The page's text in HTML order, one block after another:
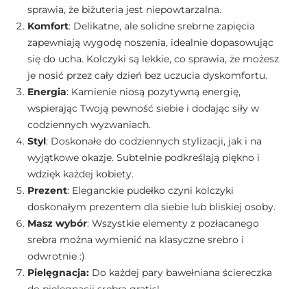
sprawia, że biżuteria jest niepowtarzalna.
Komfort: Delikatne, ale solidne srebrne zapięcia
zapewniają wygodę noszenia, idealnie dopasowując
się do ucha. Kolczyki są lekkie, co sprawia, że możesz
je nosić przez cały dzień bez uczucia dyskomfortu.
Energia: Kamienie niosą pozytywną energię,
wspierając Twoją pewność siebie i dodając siły w
codziennych wyzwaniach.
Styl: Doskonałe do codziennych stylizacji, jak i na
wyjątkowe okazje. Subtelnie podkreślają piękno i
wdzięk każdej kobiety.
Prezent: Eleganckie pudełko czyni kolczyki
doskonałym prezentem dla siebie lub bliskiej osoby.
Masz wybór: Wszystkie elementy z pozłacanego
srebra można wymienić na klasyczne srebro i
odwrotnie :)
Pielęgnacja: Do każdej pary bawełniana ściereczka